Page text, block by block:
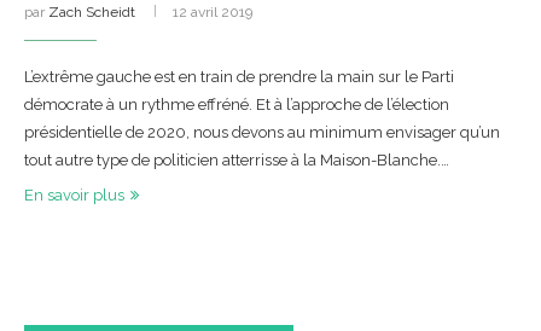
par Zach Scheidt 12 avril 2019
L’extrême gauche est en train de prendre la main sur le Parti
démocrate à un rythme effréné. Et à l’approche de l’élection
présidentielle de 2020, nous devons au minimum envisager qu’un
tout autre type de politicien atterrisse à la Maison-Blanche.…
En savoir plus